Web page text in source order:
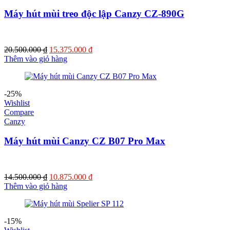
Máy hút mùi treo độc lập Canzy CZ-890G
20.500.000₫ Giá
gốc
20.500.000 ₫.
15.375.000 ₫Giá
là:
Thêm vào giỏ hàng
-25%
Wishlist
Compare
Canzy
Máy hút mùi Canzy CZ B07 Pro Max
14.500.000₫ Giá
gốc
14.500.000 ₫.
10.875.000 ₫Giá
là:
Thêm vào giỏ hàng
-15%